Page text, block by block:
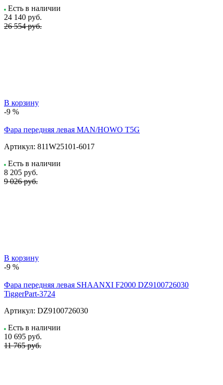
Есть в наличии
24 140 руб.
26 554 руб.
В корзину
-9 %
Фара передняя левая MAN/HOWO T5G
Артикул: 811W25101-6017
Есть в наличии
8 205 руб.
9 026 руб.
В корзину
-9 %
Фара передняя левая SHAANXI F2000 DZ9100726030
TiggerPart-3724
Артикул: DZ9100726030
Есть в наличии
10 695 руб.
11 765 руб.